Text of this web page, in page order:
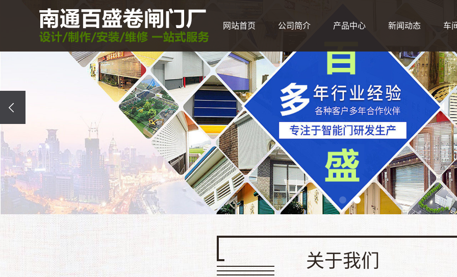
网站首页 公司简介 产品中心 新闻动态 车
关于我们